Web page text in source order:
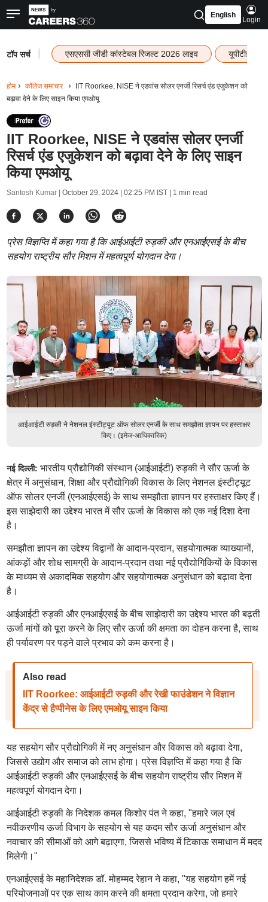
English
Login
टॉप सर्च एसएससी जीडी कांस्टेबल रिजल्ट 2026 लाइव यूपीटीईटी
होम कॉलेज समाचार
IIT Roorkee, NISE ने एडवांस सोलर एनर्जी रिसर्च एंड एजुकेशन को
बढ़ावा देने के लिए साइन किया एमओयू
IIT Roorkee, NISE ने एडवांस सोलर एनर्जी
रिसर्च एंड एजुकेशन को बढ़ावा देने के लिए साइन
किया एमओयू
Santosh Kumar | October 29, 2024 | 02:25 PM IST| 1 min read
प्रेस विज्ञप्ति में कहा गया है कि आईआईटी रुड़की और एनआईएसई के बीच
सहयोग राष्ट्रीय सौर मिशन में महत्वपूर्ण योगदान देगा।
आईआईटी रुड़की ने नेशनल इंस्टीट्यूट ऑफ सोलर एनर्जी के साथ समझौता ज्ञापन पर हस्ताक्षर
किए। (इमेज-आधिकारिक)
नई दिल्ली: भारतीय प्रौद्योगिकी संस्थान (आईआईटी) रुड़की ने सौर ऊर्जा के
क्षेत्र में अनुसंधान, शिक्षा और प्रौद्योगिकी विकास के लिए नेशनल इंस्टीट्यूट
ऑफ सोलर एनर्जी (एनआईएसई) के साथ समझौता ज्ञापन पर हस्ताक्षर किए हैं।
इस साझेदारी का उद्देश्य भारत में सौर ऊर्जा के विकास को एक नई दिशा देना
है।
समझौता ज्ञापन का उद्देश्य विद्वानों के आदान-प्रदान, सहयोगात्मक व्याख्यानों,
आंकड़ों और शोध सामग्री के आदान-प्रदान तथा नई प्रौद्योगिकियों के विकास
के माध्यम से अकादमिक सहयोग और सहयोगात्मक अनुसंधान को बढ़ावा देना
है।
आईआईटी रुड़की और एनआईएसई के बीच साझेदारी का उद्देश्य भारत की बढ़ती
ऊर्जा मांगों को पूरा करने के लिए सौर ऊर्जा की क्षमता का दोहन करना है, साथ
ही पर्यावरण पर पड़ने वाले प्रभाव को कम करना है।
Also read
IIT Roorkee: आईआईटी रुड़की और रेखी फाउंडेशन ने विज्ञान
केंद्र से हैप्पीनेस के लिए एमओयू साइन किया
यह सहयोग सौर प्रौद्योगिकी में नए अनुसंधान और विकास को बढ़ावा देगा,
जिससे उद्योग और समाज को लाभ होगा। प्रेस विज्ञप्ति में कहा गया है कि
आईआईटी रुड़की और एनआईएसई के बीच सहयोग राष्ट्रीय सौर मिशन में
महत्वपूर्ण योगदान देगा।
आईआईटी रुड़की के निदेशक कमल किशोर पंत ने कहा, "हमारे जल एवं
नवीकरणीय ऊर्जा विभाग के सहयोग से यह कदम सौर ऊर्जा अनुसंधान और
नवाचार की सीमाओं को आगे बढ़ाएगा, जिससे भविष्य में टिकाऊ समाधान में मदद
मिलेगी।"
एनआईएसई के महानिदेशक डॉ. मोहम्मद रेहान ने कहा, "यह सहयोग हमें नई
परियोजनाओं पर एक साथ काम करने की क्षमता प्रदान करेगा, जो हमारे